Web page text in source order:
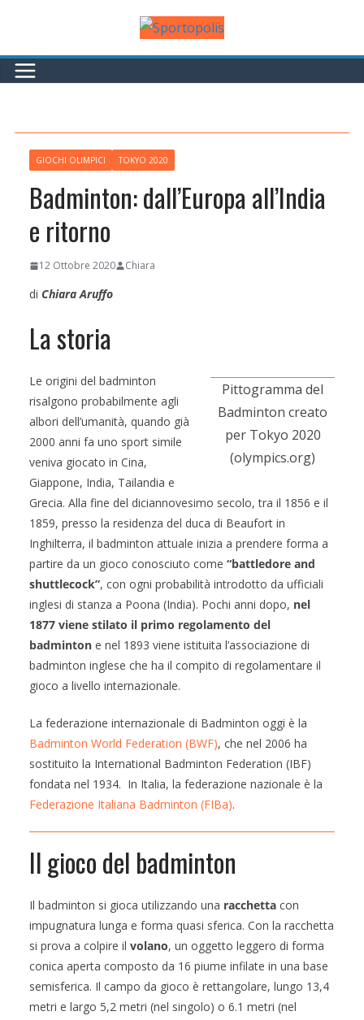
contenuto
GIOCHI OLIMPICI TOKYO 2020
Badminton: dall’Europa all’India
e ritorno
12 Ottobre 2020 Chiara
di Chiara Aruffo
La storia
Pittogramma del
Badminton creato
per Tokyo 2020
(olympics.org)
Le origini del badminton
risalgono probabilmente agli
albori dell’umanità, quando già
2000 anni fa uno sport simile
veniva giocato in Cina,
Giappone, India, Tailandia e
Grecia. Alla fine del diciannovesimo secolo, tra il 1856 e il
1859, presso la residenza del duca di Beaufort in
Inghilterra, il badminton attuale inizia a prendere forma a
partire da un gioco conosciuto come “battledore and
shuttlecock”, con ogni probabilità introdotto da ufficiali
inglesi di stanza a Poona (India). Pochi anni dopo, nel
1877 viene stilato il primo regolamento del
badminton e nel 1893 viene istituita l’associazione di
badminton inglese che ha il compito di regolamentare il
gioco a livello internazionale.
La federazione internazionale di Badminton oggi è la
Badminton World Federation (BWF), che nel 2006 ha
sostituito la International Badminton Federation (IBF)
fondata nel 1934. In Italia, la federazione nazionale è la
Federazione Italiana Badminton (FIBa).
Il gioco del badminton
Il badminton si gioca utilizzando una racchetta con
impugnatura lunga e forma quasi sferica. Con la racchetta
si prova a colpire il volano, un oggetto leggero di forma
conica aperta composto da 16 piume infilate in una base
semisferica. Il campo da gioco è rettangolare, lungo 13,4
metri e largo 5,2 metri (nel singolo) o 6.1 metri (nel